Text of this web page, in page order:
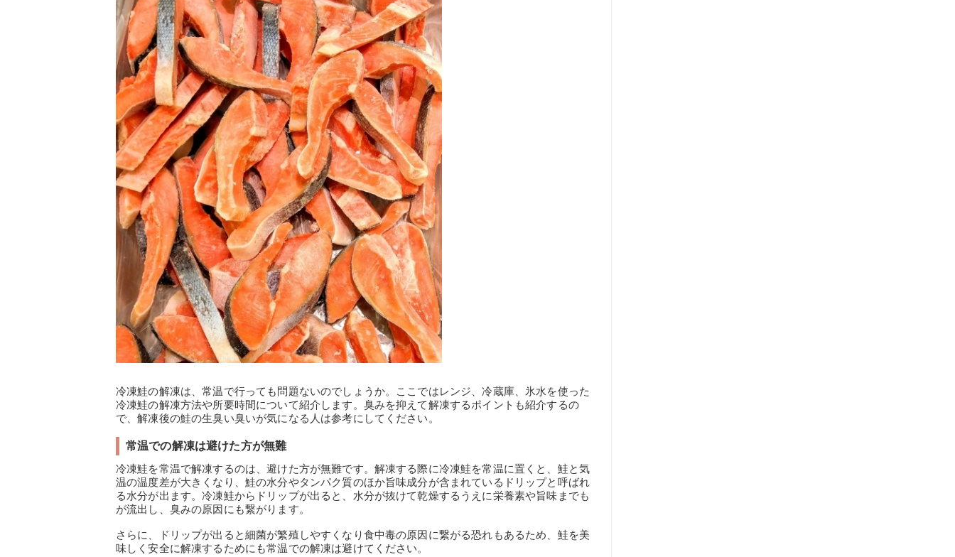
冷凍鮭の解凍は、常温で行っても問題ないのでしょうか。ここではレンジ、冷蔵庫、氷水を使った
冷凍鮭の解凍方法や所要時間について紹介します。臭みを抑えて解凍するポイントも紹介するの
で、解凍後の鮭の生臭い臭いが気になる人は参考にしてください。
常温での解凍は避けた方が無難
冷凍鮭を常温で解凍するのは、避けた方が無難です。解凍する際に冷凍鮭を常温に置くと、鮭と気
温の温度差が大きくなり、鮭の水分やタンパク質のほか旨味成分が含まれているドリップと呼ばれ
る水分が出ます。冷凍鮭からドリップが出ると、水分が抜けて乾燥するうえに栄養素や旨味までも
が流出し、臭みの原因にも繋がります。
さらに、ドリップが出ると細菌が繁殖しやすくなり食中毒の原因に繋がる恐れもあるため、鮭を美
味しく安全に解凍するためにも常温での解凍は避けてください。